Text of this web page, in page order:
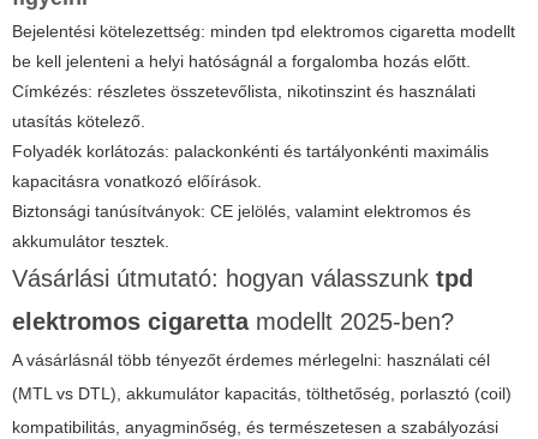
Bejelentési kötelezettség: minden tpd elektromos cigaretta modellt
be kell jelenteni a helyi hatóságnál a forgalomba hozás előtt.
Címkézés: részletes összetevőlista, nikotinszint és használati
utasítás kötelező.
Folyadék korlátozás: palackonkénti és tartályonkénti maximális
kapacitásra vonatkozó előírások.
Biztonsági tanúsítványok: CE jelölés, valamint elektromos és
akkumulátor tesztek.
Vásárlási útmutató: hogyan válasszunk tpd
elektromos cigarettamodellt 2025-ben?
A vásárlásnál több tényezőt érdemes mérlegelni: használati cél
(MTL vs DTL), akkumulátor kapacitás, tölthetőség, porlasztó (coil)
kompatibilitás, anyagminőség, és természetesen a szabályozási